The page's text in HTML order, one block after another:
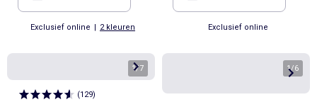
Exclusief online | 2 kleuren Exclusief online
1/7
(129)
1/6